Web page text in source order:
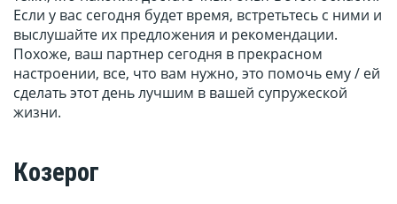
Если у вас сегодня будет время, встретьтесь с ними и
выслушайте их предложения и рекомендации.
Похоже, ваш партнер сегодня в прекрасном
настроении, все, что вам нужно, это помочь ему / ей
сделать этот день лучшим в вашей супружеской
жизни.
Козерог